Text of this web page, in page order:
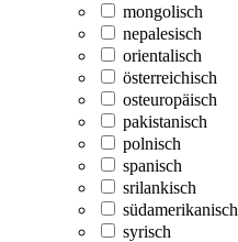
mongolisch
nepalesisch
orientalisch
österreichisch
osteuropäisch
pakistanisch
polnisch
spanisch
srilankisch
südamerikanisch
syrisch